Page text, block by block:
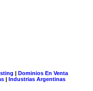
| Dominios En Venta
| Industrias Argentinas